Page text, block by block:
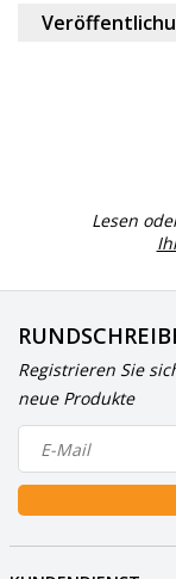
Lesen
Registrieren Sie
neue Produkte